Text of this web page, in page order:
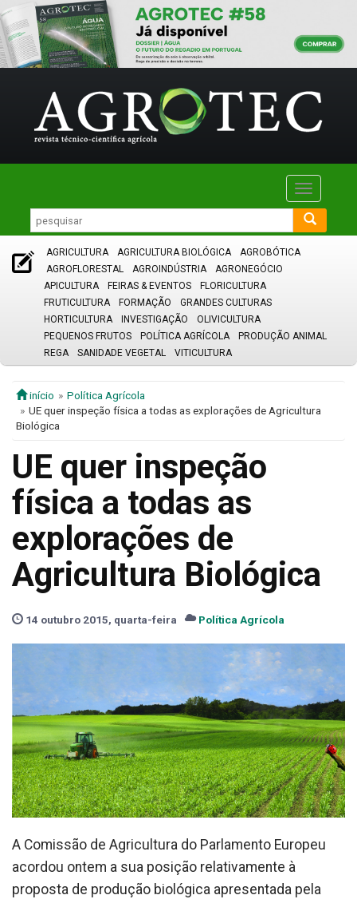
Toggle
AGRICULTURA AGRICULTURA BIOLÓGICA
AGROBÓTICA
AGROFLORESTAL
AGROINDÚSTRIA
AGRONEGÓCIO
APICULTURA
FEIRAS & EVENTOS
FLORICULTURA
FRUTICULTURA
FORMAÇÃO
GRANDES CULTURAS
HORTICULTURA
INVESTIGAÇÃO
OLIVICULTURA
PEQUENOS FRUTOS
POLÍTICA AGRÍCOLA
PRODUÇÃO ANIMAL
REGA
SANIDADE VEGETAL VITICULTURA
início
Política Agrícola
UE quer inspeção física a todas as explorações de Agricultura
Biológica
UE quer inspeção
física a todas as
explorações de
Agricultura Biológica
14 outubro 2015, quarta-feira Política Agrícola
A Comissão de Agricultura do Parlamento Europeu
acordou ontem a sua posição relativamente à
proposta de produção biológica apresentada pela